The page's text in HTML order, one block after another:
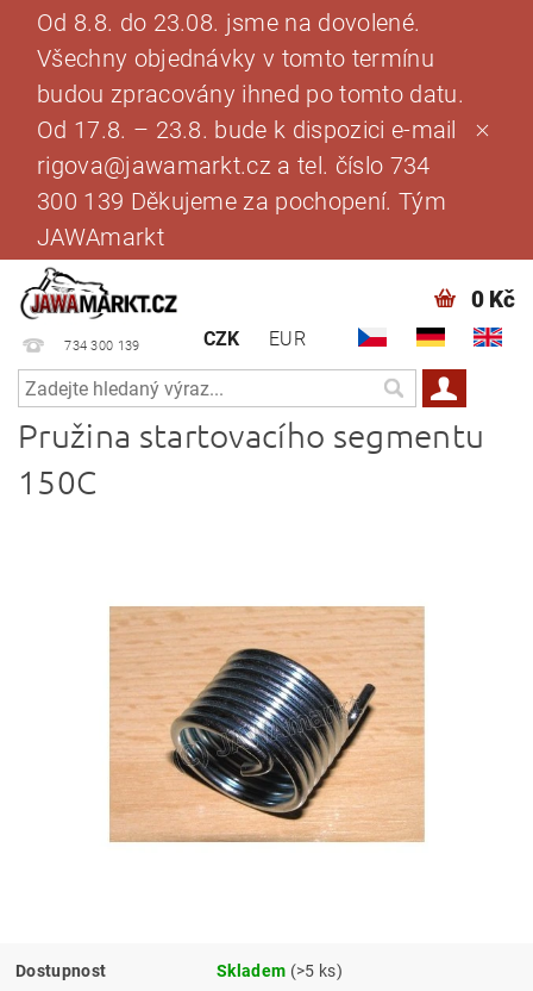
Od 8.8. do 23.08. jsme na dovolené.
Všechny objednávky v tomto termínu
budou zpracovány ihned po tomto datu.
Od 17.8. – 23.8. bude k dispozici e-mail
rigova@jawamarkt.cz a tel. číslo 734
300 139 Děkujeme za pochopení. Tým
JAWAmarkt
734 300 139 CZK EUR
0 Kč
Pružina startovacího segmentu
150C
Dostupnost Skladem (>5 ks)